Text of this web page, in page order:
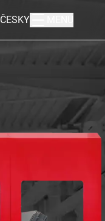
ČESKY